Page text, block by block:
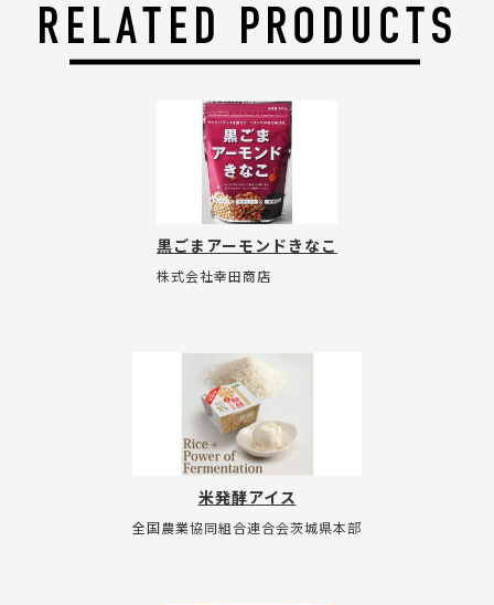
黒ごまアーモンドきなこ
株式会社幸田商店
米発酵アイス
全国農業協同組合連合会茨城県本部